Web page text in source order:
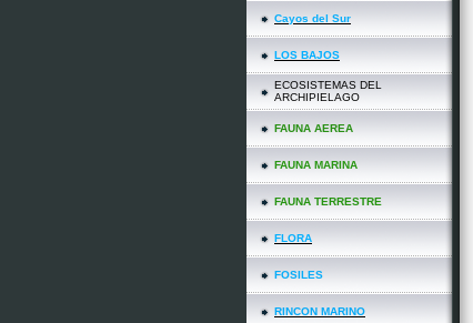
Cayos del Sur
LOS BAJOS
ECOSISTEMAS DEL
ARCHIPIELAGO
FAUNA AEREA
FAUNA MARINA
FAUNA TERRESTRE
FLORA
FOSILES
RINCON MARINO